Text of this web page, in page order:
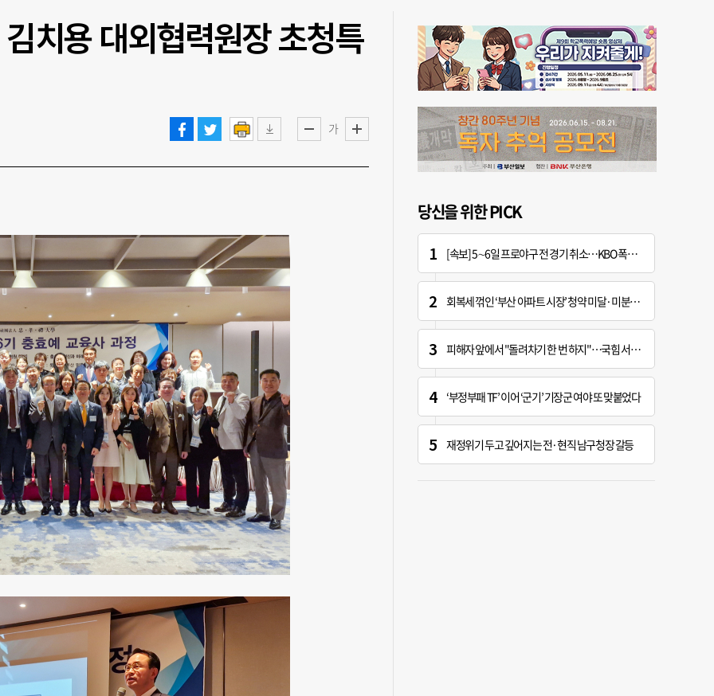
치용 대외협력원장 초청특
가
당신을 위한 PICK
[속보] 5∼6일 프로야구 전 경기 취소…KBO 폭염 긴급대책 회의 개최
회복세 꺾인 ‘부산 아파트 시장’ 청약 미달·미분양 심화
피해자 앞에서 "돌려차기 한 번 하지"…국힘 서범수 황당한 망언
‘부정부패 TF’ 이어 ‘군기’ 기장군 여야 또 맞붙었다
재정위기 두고 깊어지는 전·현직 남구청장 갈등